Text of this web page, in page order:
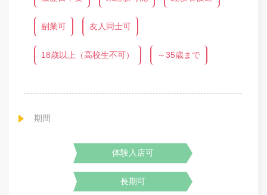
副業可 友人同士可
18歳以上（高校生不可） ～35歳まで
期間
体験入店可
長期可